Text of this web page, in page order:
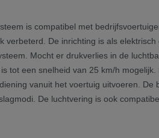
is compatibel met
De inrichting is als
Mocht er drukverlies in de
tot een snelheid van 25 km/h
vanuit het voertuig uitvoeren.
De luchtvering is ook